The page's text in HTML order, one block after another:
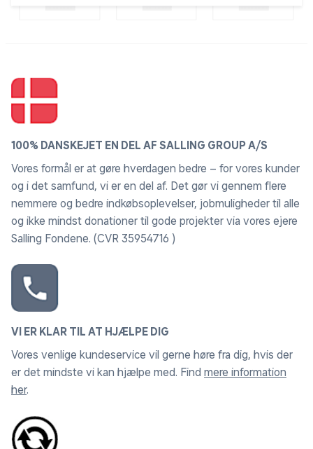
100% DANSKEJET EN DEL AF SALLING GROUP A/S
Vores formål er at gøre hverdagen bedre – for vores kunder
og i det samfund, vi er en del af. Det gør vi gennem flere
nemmere og bedre indkøbsoplevelser, jobmuligheder til alle
og ikke mindst donationer til gode projekter via vores ejere
Salling Fondene. (CVR 35954716 )
VI ER KLAR TIL AT HJÆLPE DIG
Vores venlige kundeservice vil gerne høre fra dig, hvis der
er det mindste vi kan hjælpe med. Find mere information
her.